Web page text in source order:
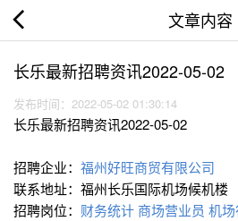
文章内容
长乐最新招聘资讯2022-05-02
发布时间：2022-05-02 01:30:14
长乐最新招聘资讯2022-05-02
招聘企业： 福州好旺商贸有限公司
联系地址：福州长乐国际机场候机楼
招聘岗位： 财务统计 商场营业员 机